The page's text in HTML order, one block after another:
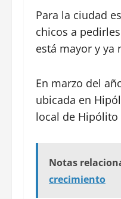
Para la ciudad
chicos a
está mayor y ya
En marzo del
ubicada en
local de Hipólito
Notas
crecimiento